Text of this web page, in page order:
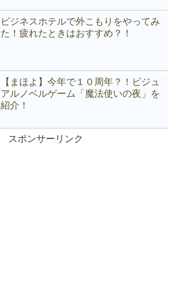
ビジネスホテルで外こもりをやってみ
た！疲れたときはおすすめ？！
【まほよ】今年で１０周年？！ビジュ
アルノベルゲーム「魔法使いの夜」を
紹介！
スポンサーリンク